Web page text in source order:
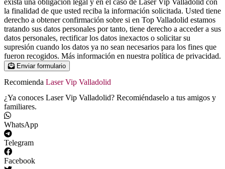
la finalidad de que usted reciba la información solicitada. Usted tiene
derecho a obtener confirmación sobre si en Top Valladolid estamos
tratando sus datos personales por tanto, tiene derecho a acceder a sus
datos personales, rectificar los datos inexactos o solicitar su
supresión cuando los datos ya no sean necesarios para los fines que
fueron recogidos. Más información en nuestra política de privacidad.
Enviar formulario
Recomienda Laser Vip Valladolid
¿Ya conoces Laser Vip Valladolid? Recomiéndaselo a tus amigos y
familiares.
WhatsApp
Telegram
Facebook